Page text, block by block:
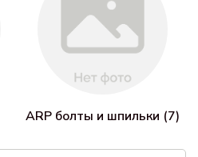
ARP болты и шпильки (7)